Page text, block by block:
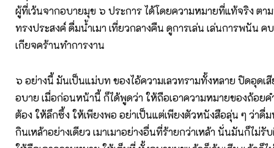
ผู้ที่เว้นจากอบายมุข ๖ ประการ ได้โดยความหมายที่แท้จริง ตา
ทรงประสงค์ ดื่มน้ำเมา เที่ยวกลางคืน ดูการเล่น เล่นการพนัน ค
เกียจคร้านทำการงาน
๖ อย่างนี้ มันเป็นแม่บท ของไอ้ความเลวทรามทั้งหลาย ปิดอุดเ
อบาย เมื่อก่อนหน้านี้ ก็ได้พูดว่า ให้ถือเอาความหมายของถ้อยค
ต้อง ให้ลึกซึ้ง ให้เพียงพอ อย่าเป็นแต่เพียงตัวหนังสือลุ่น ๆ ว่าดื่ม
กินเหล้าอย่างเดียว เมาเมาอย่างอื่นที่ร้ายกว่าเหล้า นั่นมันก็ไม่รั